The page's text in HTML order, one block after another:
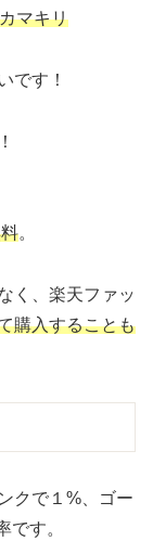
マキリ
です！
。
く、楽天ファッ
購入することも
クで１%、ゴー
です。